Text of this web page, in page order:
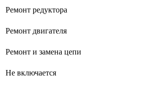
чековых принтеров
чиллеров
дарсонвалей
датчиков качества воздуха
датчиков температуры
Ремонт редуктора
Ремонт двигателя
Ремонт и замена цепи
Не включается